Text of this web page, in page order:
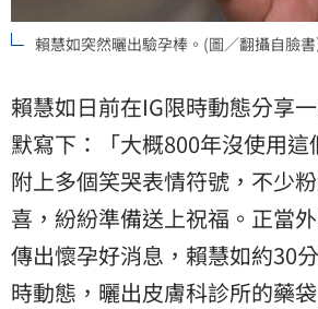
賴慧如突然曬出驗孕棒。(圖／翻攝自臉書
賴慧如日前在IG限時動態分享
默寫下：「大概800年沒使用
附上多個笑哭表情符號，不少
喜，紛紛準備送上祝福。正當
傳出懷孕好消息，賴慧如約30
時動態，曬出皮膚科診所的藥